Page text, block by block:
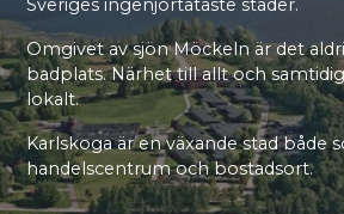
Sveriges ingenjörtätaste städer.
Omgivet av sjön Möckeln är det
badplats. Närhet till allt och
lokalt.
Karlskoga är en växande stad både
handelscentrum och bostadsort.